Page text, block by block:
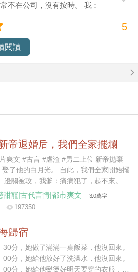
不在公司，沒有按時。 我：
來呀？ 我不理解，但我尊重公司決
值 5000 萬的合同，帶著客戶和精英
月后，前老板打來電話，語氣卑微：
：「老板，對面那家快倒閉的公司，
5
閱讀
帝退婚后，我們全家擺爛
爽文 #古言 #虐渣 #男二上位 新帝拋棄
他的白月光。 自此，我們全家開始擺
安不好，我哥：休年假，勿擾。 戶部沒
娘：窮，借不了。 新帝暴怒：你們算什
三天嚇傻
棺材本都
借沒了。 喲呼~一直擺爛，一直爽~~~
甜寵|古代言情|都市爽文 3.0萬字
197350
歸宿
30分，她做了滿滿一桌飯菜，他沒回來。
00分，她給他放好了洗澡水，他沒回來。
00分，她給他熨燙好明天要穿的衣服，他